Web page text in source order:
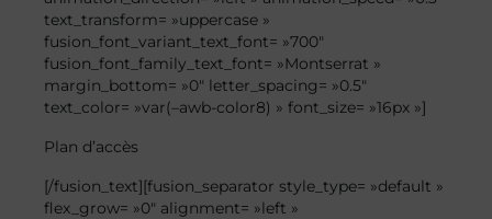
text_transform= »uppercase »
fusion_font_variant_text_font= »700″
fusion_font_family_text_font= »Montserrat »
margin_bottom= »0″ letter_spacing= »0.5″
text_color= »var(–awb-color8) » font_size= »16px »]
Plan d’accès
[/fusion_text][fusion_separator style_type= »default »
flex_grow= »0″ alignment= »left »